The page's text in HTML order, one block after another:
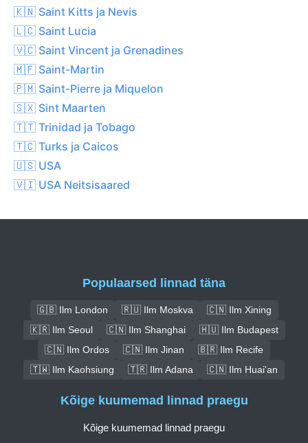
🇰🇳 Saint Kitts ja Nevis
🇱🇨 Saint Lucia
🇻🇨 Saint Vincent ja Grenadines
🇲🇫 Saint-Martin
🇵🇲 Saint-Pierre ja Miquelon
🇸🇽 Sint Maarten
🇹🇹 Trinidad ja Tobago
🇹🇨 Turks ja Caicos
🇺🇸 USA
🇻🇮 USA Neitsisaared
Populaarsed linnad täna
🇬🇧 Ilm London 🇷🇺 Ilm Moskva
🇨🇳 Ilm Xining
🇰🇷 Ilm Seoul
🇨🇳 Ilm Shanghai
🇭🇺 Ilm Budapest
🇨🇳 Ilm Ordos
🇨🇳 Ilm Jinan
🇧🇷 Ilm Recife
🇹🇼 Ilm Kaohsiung
🇹🇷 Ilm Adana 🇨🇳 Ilm Huai'an
Kõige kuumemad linnad praegu
Kõige kuumemad linnad praegu